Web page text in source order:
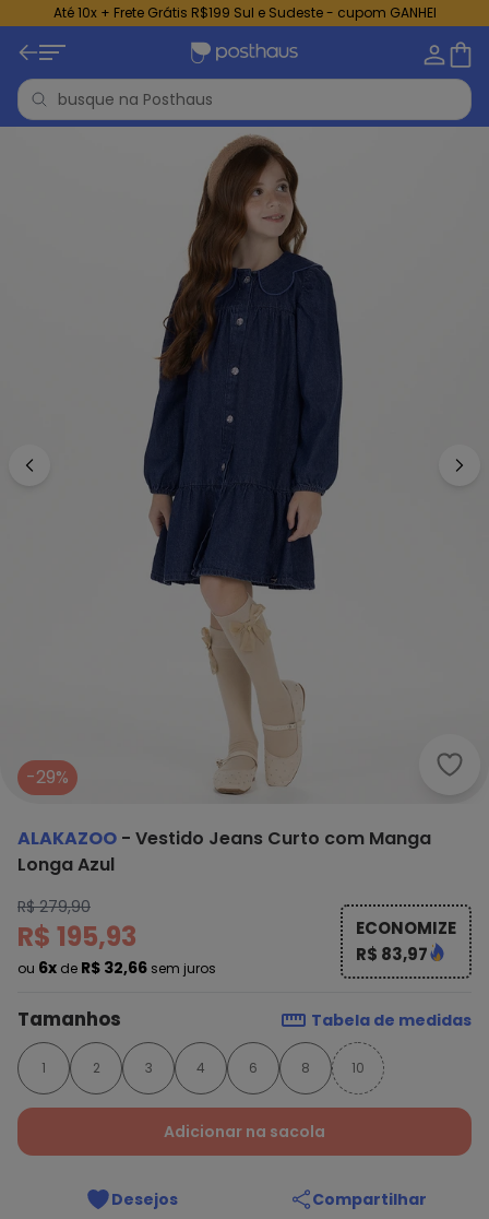
Até 10x + Frete Grátis R$199 Sul e Sudeste - cupom GANHEI
-29%
ALAKAZOO - Vestido Jeans Curto com Manga
Longa Azul
R$ 279,90
R$ 195,93
ou 6x de R$ 32,66 sem juros
ECONOMIZE
R$ 83,97
Tamanhos Tabela de medidas
1 2 3 4 6 8 10
Adicionar na sacola
Desejos Compartilhar